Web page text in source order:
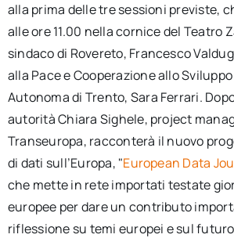
alla prima delle tre sessioni previste,
alle ore 11.00 nella cornice del Teatro
sindaco di Rovereto, Francesco
alla Pace e Cooperazione allo
Autonoma di Trento, Sara Ferrari.
autorità Chiara Sighele, project
Transeuropa, racconterà il nuovo
di dati sull’Europa, "European Data
che mette in rete importati testate
europee per dare un contributo
riflessione su temi europei e sul futuro